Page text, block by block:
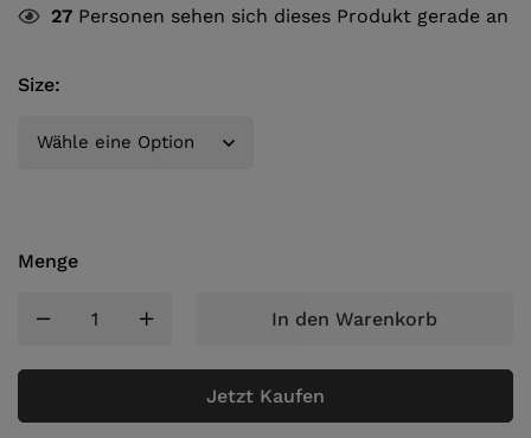
27 Personen sehen sich dieses Produkt gerade an
Size:
Menge
In den Warenkorb
Jetzt Kaufen